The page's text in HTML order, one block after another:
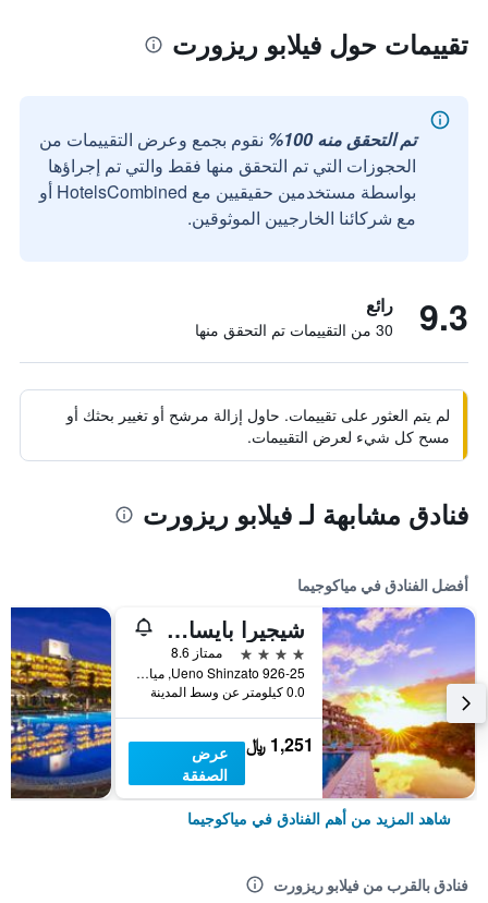
تقييمات حول فيلابو ريزورت
تم التحقق منه 100%
نقوم بجمع وعرض التقييمات من
الحجوزات التي تم التحقق منها فقط والتي تم إجراؤها
بواسطة مستخدمين حقيقيين مع HotelsCombined أو
مع شركائنا الخارجيين الموثوقين.
9.3 رائع
30 من التقييمات تم التحقق منها
لم يتم العثور على تقييمات. حاول إزالة مرشح أو تغيير بحثك أو
مسح كل شيء لعرض التقييمات.
فنادق مشابهة لـ فيلابو ريزورت
أفضل الفنادق في مياكوجيما
شيجيرا بايسايد سويت ألاماندا
4 نجوم
ممتاز 8.6
Ueno Shinzato 926-25, مياكوجيما, اليابان
0.0 كيلومتر عن وسط المدينة
1,251 ﷼
عرض
الصفقة
شاهد المزيد من أهم الفنادق في مياكوجيما
فنادق بالقرب من فيلابو ريزورت